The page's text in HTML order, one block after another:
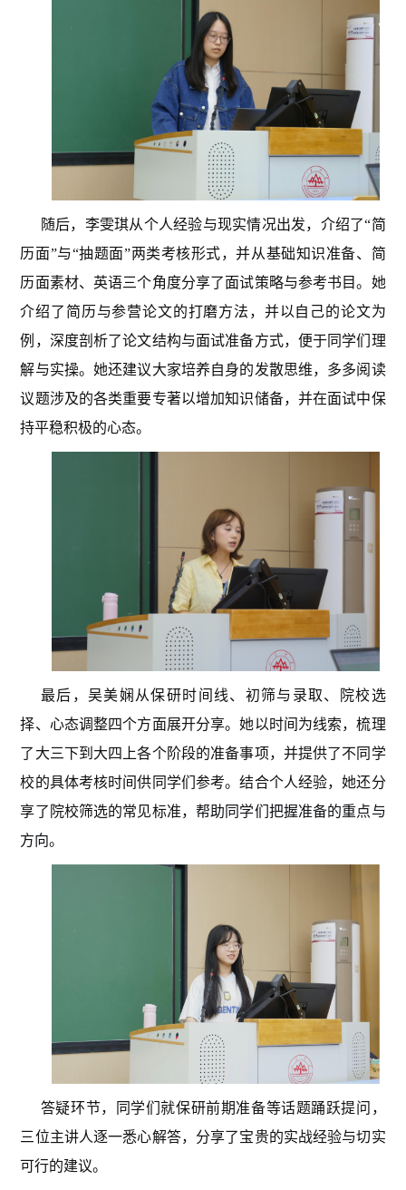
随后，李雯琪从个人经验与现实情况出发，介绍了“简
历面”与“抽题面”两类考核形式，并从基础知识准备、简
历面素材、英语三个角度分享了面试策略与参考书目。她
介绍了简历与参营论文的打磨方法，并以自己的论文为
例，深度剖析了论文结构与面试准备方式，便于同学们理
解与实操。她还建议大家培养自身的发散思维，多多阅读
议题涉及的各类重要专著以增加知识储备，并在面试中保
持平稳积极的心态。
最后，吴美娴从保研时间线、初筛与录取、院校选
择、心态调整四个方面展开分享。她以时间为线索，梳理
了大三下到大四上各个阶段的准备事项，并提供了不同学
校的具体考核时间供同学们参考。结合个人经验，她还分
享了院校筛选的常见标准， 帮助同学们把握准备的重点与
方向。
答疑环节，同学们就保研前期准备等话题踊跃提问，
三位主讲人逐一悉心解答，分享了宝贵的实战经验与切实
可行的建议。